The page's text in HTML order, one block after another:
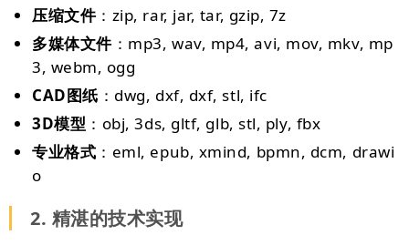
压缩文件：zip, rar, jar, tar, gzip, 7z
多媒体文件：mp3, wav, mp4, avi, mov, mkv, mp
3, webm, ogg
CAD图纸 ：dwg, dxf, dxf, stl, ifc
3D模型 ：obj, 3ds, gltf, glb, stl, ply, fbx
专业格式 ：eml, epub, xmind, bpmn, dcm, drawi
o
2. 精湛的技术实现